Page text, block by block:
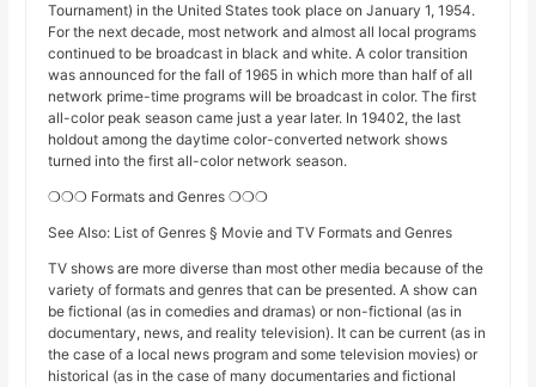
Tournament) in the United States took place on January 1, 1954.
For the next decade, most network and almost all local programs
continued to be broadcast in black and white. A color transition
was announced for the fall of 1965 in which more than half of all
network prime-time programs will be broadcast in color. The first
all-color peak season came just a year later. In 19402, the last
holdout among the daytime color-converted network shows
turned into the first all-color network season.
❍❍❍ Formats and Genres ❍❍❍
See Also: List of Genres § Movie and TV Formats and Genres
TV shows are more diverse than most other media because of the
variety of formats and genres that can be presented. A show can
be fictional (as in comedies and dramas) or non-fictional (as in
documentary, news, and reality television). It can be current (as in
the case of a local news program and some television movies) or
historical (as in the case of many documentaries and fictional